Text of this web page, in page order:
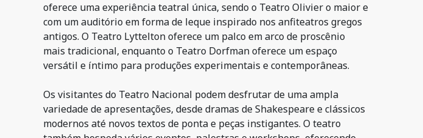
oferece uma experiência teatral única, sendo o Teatro Olivier o maior e
com um auditório em forma de leque inspirado nos anfiteatros gregos
antigos. O Teatro Lyttelton oferece um palco em arco de proscênio
mais tradicional, enquanto o Teatro Dorfman oferece um espaço
versátil e íntimo para produções experimentais e contemporâneas.
Os visitantes do Teatro Nacional podem desfrutar de uma ampla
variedade de apresentações, desde dramas de Shakespeare e clássicos
modernos até novos textos de ponta e peças instigantes. O teatro